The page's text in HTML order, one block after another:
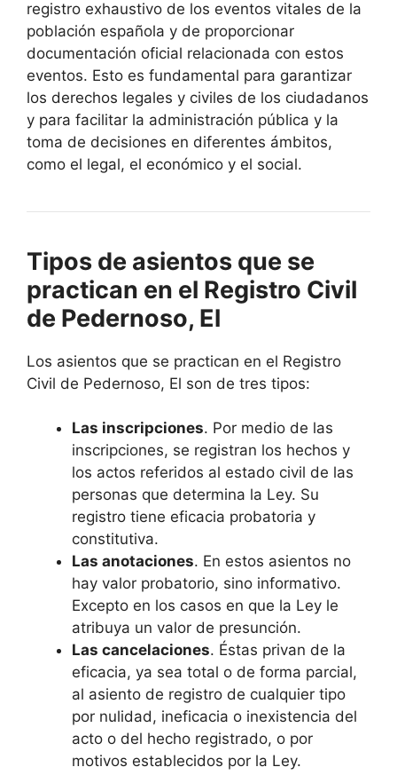
registro exhaustivo de los eventos vitales de la
población española y de proporcionar
documentación oficial relacionada con estos
eventos. Esto es fundamental para garantizar
los derechos legales y civiles de los ciudadanos
y para facilitar la administración pública y la
toma de decisiones en diferentes ámbitos,
como el legal, el económico y el social.
Tipos de asientos que se
practican en el Registro Civil
de Pedernoso, El
Los asientos que se practican en el Registro
Civil de Pedernoso, El son de tres tipos:
Las inscripciones. Por medio de las
inscripciones, se registran los hechos y
los actos referidos al estado civil de las
personas que determina la Ley. Su
registro tiene eficacia probatoria y
constitutiva.
Las anotaciones. En estos asientos no
hay valor probatorio, sino informativo.
Excepto en los casos en que la Ley le
atribuya un valor de presunción.
Las cancelaciones. Éstas privan de la
eficacia, ya sea total o de forma parcial,
al asiento de registro de cualquier tipo
por nulidad, ineficacia o inexistencia del
acto o del hecho registrado, o por
motivos establecidos por la Ley.